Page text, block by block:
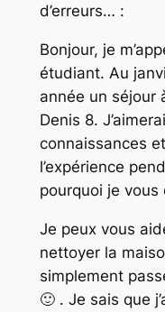
d’erreurs… :
Bonjour, je
étudiant. Au
année un séjour
Denis 8.
connaissances
l’expérience
pourquoi je vous
Je peux vous
nettoyer la
simplement
🙂 . Je sais que